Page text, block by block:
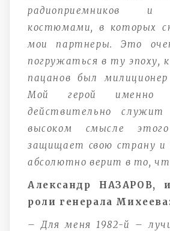
радиоприемников и
костюмами, в которых
мои партнеры. Это
погружаться в ту эпоху,
пацанов был
Мой герой именно
действительно
высоком смысле
защищает свою страну и
абсолютно верит в то,
Александр НАЗАРОВ,
роли генерала
– Для меня 1982-й –